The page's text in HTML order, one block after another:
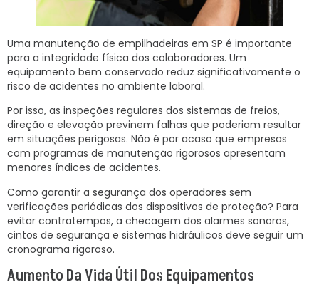
Uma manutenção de empilhadeiras em SP é importante
para a integridade física dos colaboradores. Um
equipamento bem conservado reduz significativamente o
risco de acidentes no ambiente laboral.
Por isso, as inspeções regulares dos sistemas de freios,
direção e elevação previnem falhas que poderiam resultar
em situações perigosas. Não é por acaso que empresas
com programas de manutenção rigorosos apresentam
menores índices de acidentes.
Como garantir a segurança dos operadores sem
verificações periódicas dos dispositivos de proteção? Para
evitar contratempos, a checagem dos alarmes sonoros,
cintos de segurança e sistemas hidráulicos deve seguir um
cronograma rigoroso.
Aumento Da Vida Útil Dos Equipamentos